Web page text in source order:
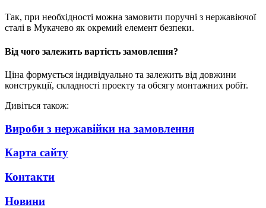
Так, при необхідності можна замовити поручні з нержавіючої
сталі в Мукачево як окремий елемент безпеки.
Від чого залежить вартість замовлення?
Ціна формується індивідуально та залежить від довжини
конструкції, складності проекту та обсягу монтажних робіт.
Дивіться також:
Вироби з нержавійки на замовлення
Карта сайту
Контакти
Новини